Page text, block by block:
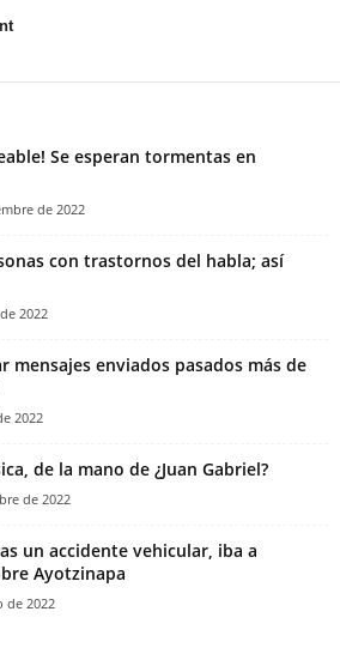
Se esperan tormentas en
de 2022
con trastornos del habla; así
2022
mensajes enviados pasados más de
2022
de la mano de ¿Juan Gabriel?
de 2022
un accidente vehicular, iba a
Ayotzinapa
de 2022